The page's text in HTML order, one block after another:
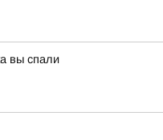
вы спали